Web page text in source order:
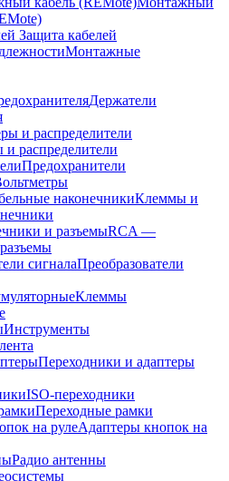
Защита кабелей
Монтажные
Держатели
распределители
Предохранители
Клеммы и
RCA —
Преобразователи
Клеммы
Инструменты
Переходники и адаптеры
ISO-переходники
Переходные рамки
Адаптеры кнопок на
Радио антенны